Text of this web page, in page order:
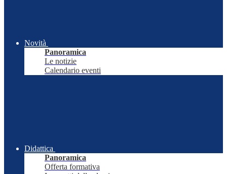
Novità
Panoramica
Le notizie
Calendario eventi
Didattica
Panoramica
Offerta formativa